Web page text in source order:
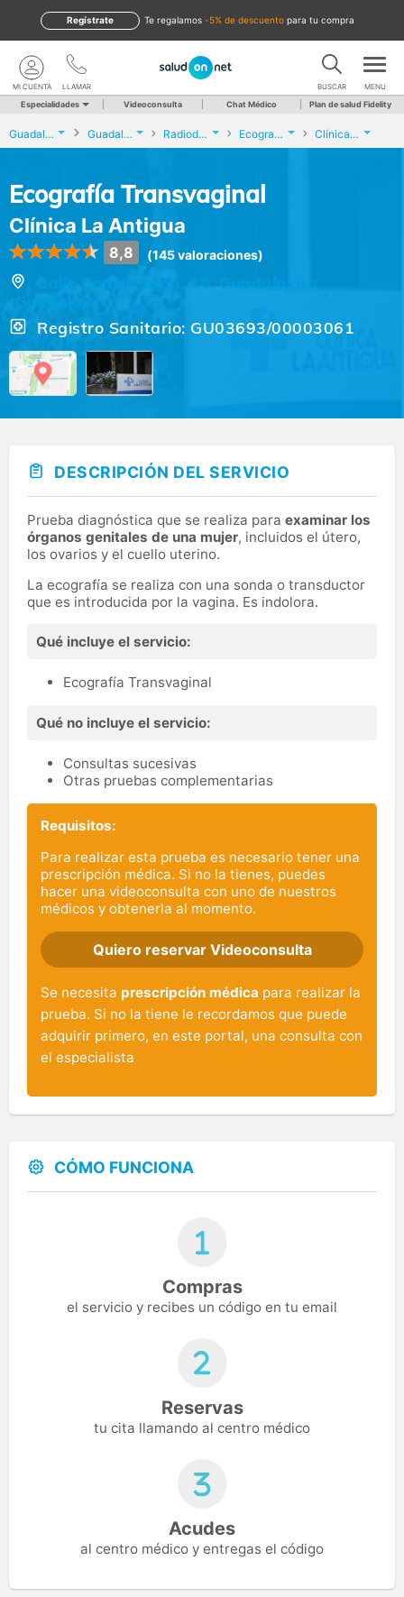
te regalamos -5% de descuento para tu compra
Regístrate
LLAMAR
MI CUENTA BUSCAR MENU
Especialidades Videoconsulta Chat Médico Plan de salud Fidelity
Guadalajara Guadalajara Radiodiagnóstico Ecografía Transvaginal Clínica La Antigua
Ecografía Transvaginal
Clínica La Antigua
8,8 (145 valoraciones)
Registro Sanitario: GU03693/00003061
DESCRIPCIÓN DEL SERVICIO
Prueba diagnóstica que se realiza para examinar los
órganos genitales de una mujer, incluidos el útero,
los ovarios y el cuello uterino.
La ecografía se realiza con una sonda o transductor
que es introducida por la vagina. Es indolora.
Qué incluye el servicio:
Ecografía Transvaginal
Qué no incluye el servicio:
Consultas sucesivas
Otras pruebas complementarias
Requisitos:
Para realizar esta prueba es necesario tener una
prescripción médica. Si no la tienes, puedes
hacer una videoconsulta con uno de nuestros
médicos y obtenerla al momento.
Quiero reservar Videoconsulta
Se necesita prescripción médica para realizar la
prueba. Si no la tiene le recordamos que puede
adquirir primero, en este portal, una consulta con
el especialista
CÓMO FUNCIONA
Compras
el servicio y recibes un código en tu email
Reservas
tu cita llamando al centro médico
Acudes
al centro médico y entregas el código